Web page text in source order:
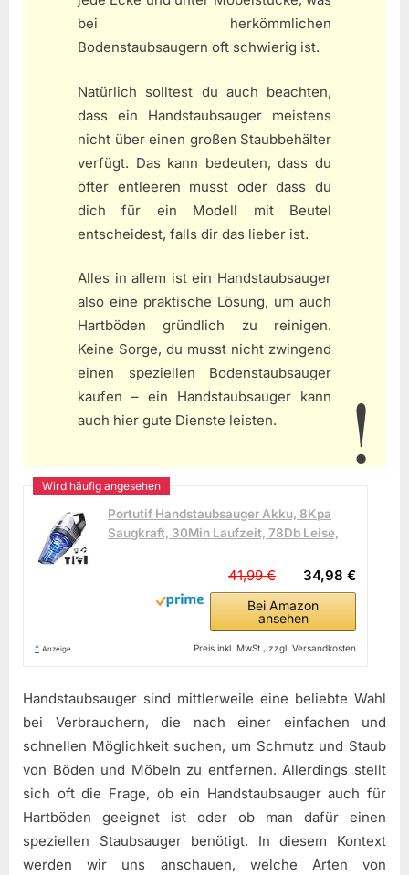
bei herkömmlichen
Bodenstaubsaugern oft schwierig ist.
Natürlich solltest du auch beachten,
dass ein Handstaubsauger meistens
nicht über einen großen Staubbehälter
verfügt. Das kann bedeuten, dass du
öfter entleeren musst oder dass du
dich für ein Modell mit Beutel
entscheidest, falls dir das lieber ist.
Alles in allem ist ein Handstaubsauger
also eine praktische Lösung, um auch
Hartböden gründlich zu reinigen.
Keine Sorge, du musst nicht zwingend
einen speziellen Bodenstaubsauger
kaufen – ein Handstaubsauger kann
auch hier gute Dienste leisten.
Portutif Handstaubsauger Akku, 8Kpa
Saugkraft, 30Min Laufzeit, 78Db Leise,
34,98 €
41,99 €
Bei Amazon
ansehen
* Anzeige Preis inkl. MwSt., zzgl. Versandkosten
Handstaubsauger sind mittlerweile eine beliebte Wahl
bei Verbrauchern, die nach einer einfachen und
schnellen Möglichkeit suchen, um Schmutz und Staub
von Böden und Möbeln zu entfernen. Allerdings stellt
sich oft die Frage, ob ein Handstaubsauger auch für
Hartböden geeignet ist oder ob man dafür einen
speziellen Staubsauger benötigt. In diesem Kontext
werden wir uns anschauen, welche Arten von